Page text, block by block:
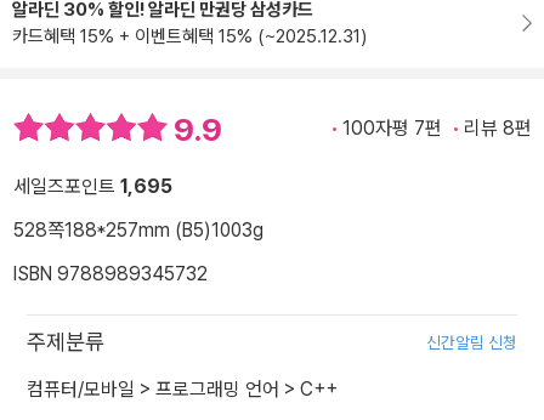
알라딘 30% 할인! 알라딘 만권당 삼성카드
카드혜택 15% + 이벤트혜택 15% (~2025.12.31)
9.9 100자평 7편 리뷰 8편
세일즈포인트 1,695
528쪽188*257mm (B5)1003g
ISBN 9788989345732
주제분류 신간알림 신청
컴퓨터/모바일 > 프로그래밍 언어 > C++